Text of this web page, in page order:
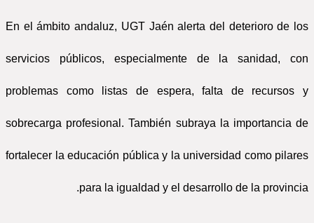
En el ámbito andaluz, UGT Jaén alerta del deterioro de los
servicios públicos, especialmente de la sanidad, con
problemas como listas de espera, falta de recursos y
sobrecarga profesional. También subraya la importancia de
fortalecer la educación pública y la universidad como pilares
para la igualdad y el desarrollo de la provincia.